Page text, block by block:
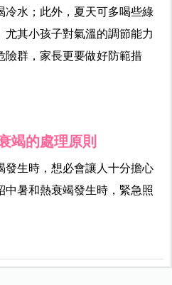
冷水；此外，夏天可多喝些綠
尤其小孩子對氣溫的調節能力
險群，家長更要做好防範措
竭的處理原則
發生時，想必會讓人十分擔心
中暑和熱衰竭發生時，緊急照